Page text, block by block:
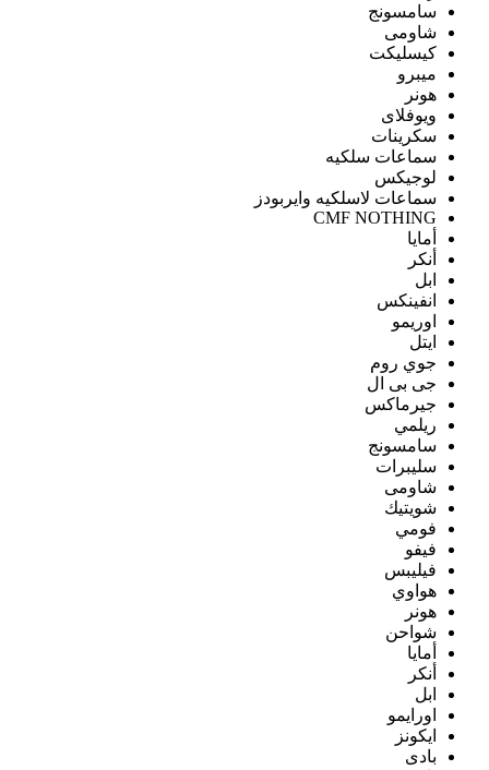
سامسونج
شاومى
كيسليكت
ميبرو
هونر
ويوفلاى
سكرينات
سماعات سلكيه
لوجيكس
سماعات لاسلكيه وايربودز
CMF NOTHING
أمايا
أنكر
ابل
انفينكس
اوريمو
ايتل
جوي روم
جى بى ال
جيرماكس
ريلمي
سامسونج
سليبرات
شاومى
شويتيك
فومي
فيفو
فيليبس
هواوي
هونر
شواحن
أمايا
أنكر
ابل
اورايمو
ايكونز
بادى